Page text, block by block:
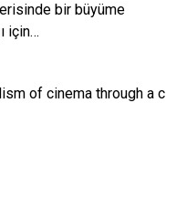
bir büyüme
için…
of cinema through a c